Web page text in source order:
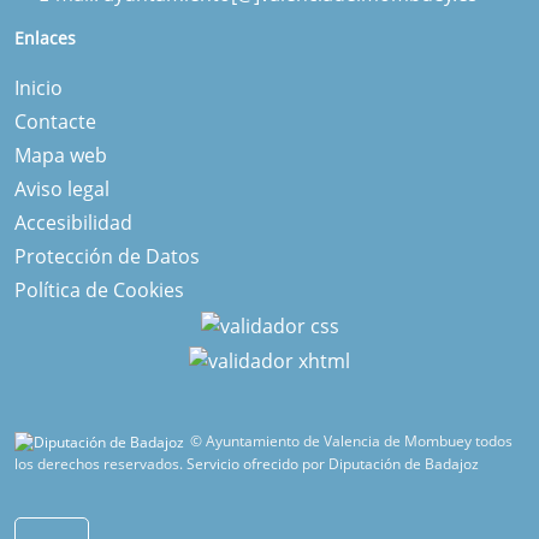
Enlaces
Inicio
Contacte
Mapa web
Aviso legal
Accesibilidad
Protección de Datos
Política de Cookies
© Ayuntamiento de Valencia de Mombuey todos
los derechos reservados.Servicio ofrecido por Diputación de Badajoz